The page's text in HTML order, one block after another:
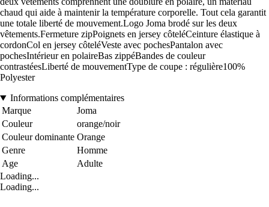
chaud qui aide à maintenir la température corporelle. Tout cela garantit
une totale liberté de mouvement.Logo Joma brodé sur les deux
vêtements.Fermeture zipPoignets en jersey côteléCeinture élastique à
cordonCol en jersey côteléVeste avec pochesPantalon avec
pochesIntérieur en polaireBas zippéBandes de couleur
contrastéesLiberté de mouvementType de coupe : régulière100%
Polyester
Informations complémentaires
Marque
Joma
Couleur
orange/noir
Couleur dominante Orange
Genre
Homme
Age
Adulte
Loading...
Loading...